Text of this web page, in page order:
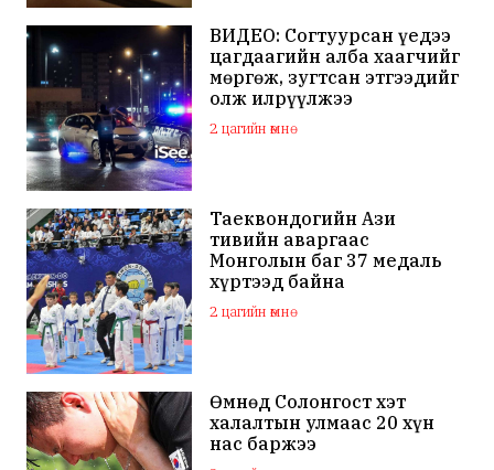
ВИДЕО: Согтуурсан үедээ
цагдаагийн алба хаагчийг
мөргөж, зугтсан этгээдийг
олж илрүүлжээ
2 цагийн өмнө
Таеквондогийн Ази
тивийн аваргаас
Монголын баг 37 медаль
хүртээд байна
2 цагийн өмнө
Өмнөд Солонгост хэт
халалтын улмаас 20 хүн
нас баржээ